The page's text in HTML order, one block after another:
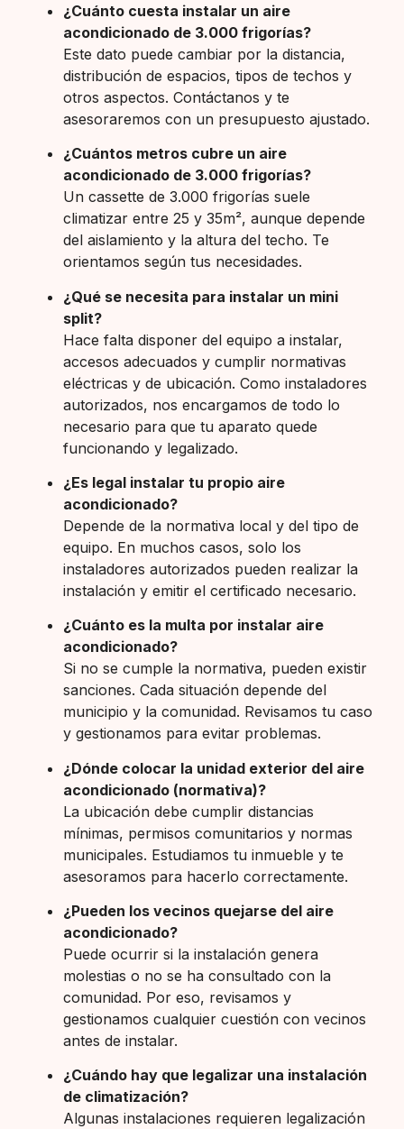
¿Cuánto cuesta instalar un aire
acondicionado de 3.000 frigorías?
Este dato puede cambiar por la distancia,
distribución de espacios, tipos de techos y
otros aspectos. Contáctanos y te
asesoraremos con un presupuesto ajustado.
¿Cuántos metros cubre un aire
acondicionado de 3.000 frigorías?
Un cassette de 3.000 frigorías suele
climatizar entre 25 y 35m², aunque depende
del aislamiento y la altura del techo. Te
orientamos según tus necesidades.
¿Qué se necesita para instalar un mini
split?
Hace falta disponer del equipo a instalar,
accesos adecuados y cumplir normativas
eléctricas y de ubicación. Como instaladores
autorizados, nos encargamos de todo lo
necesario para que tu aparato quede
funcionando y legalizado.
¿Es legal instalar tu propio aire
acondicionado?
Depende de la normativa local y del tipo de
equipo. En muchos casos, solo los
instaladores autorizados pueden realizar la
instalación y emitir el certificado necesario.
¿Cuánto es la multa por instalar aire
acondicionado?
Si no se cumple la normativa, pueden existir
sanciones. Cada situación depende del
municipio y la comunidad. Revisamos tu caso
y gestionamos para evitar problemas.
¿Dónde colocar la unidad exterior del aire
acondicionado (normativa)?
La ubicación debe cumplir distancias
mínimas, permisos comunitarios y normas
municipales. Estudiamos tu inmueble y te
asesoramos para hacerlo correctamente.
¿Pueden los vecinos quejarse del aire
acondicionado?
Puede ocurrir si la instalación genera
molestias o no se ha consultado con la
comunidad. Por eso, revisamos y
gestionamos cualquier cuestión con vecinos
antes de instalar.
¿Cuándo hay que legalizar una instalación
de climatización?
Algunas instalaciones requieren legalización